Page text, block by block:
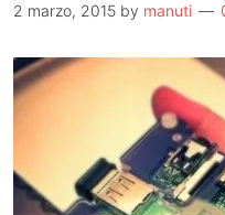
2 marzo, 2015 by manuti